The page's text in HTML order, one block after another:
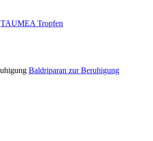
TAUMEA Tropfen
Baldriparan zur Beruhigung